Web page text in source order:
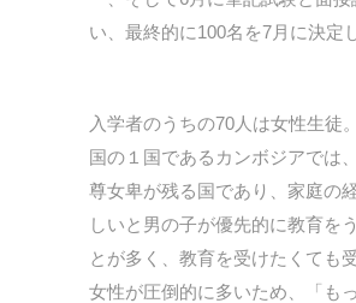
い、最終的に100名を7月に決定
入学者のうちの70人は女性生徒
国の１国であるカンボジアでは
尊女卑が残る国であり、家庭の
しいと男の子が優先的に教育を
とが多く、教育を受けたくても
女性が圧倒的に多いため、「も